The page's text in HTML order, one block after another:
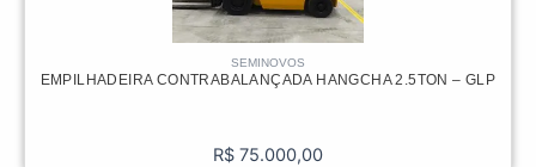
SEMINOVOS
EMPILHADEIRA CONTRABALANÇADA HANGCHA 2.5TON – GLP
R$ 75.000,00